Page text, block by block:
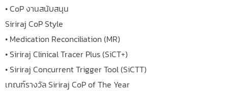
• CoP งานสนับสนุน
Siriraj CoP Style
• Medication Reconciliation (MR)
• Siriraj Clinical Tracer Plus (SiCT+)
• Siriraj Concurrent Trigger Tool (SiCTT)
เกณฑ์รางวัล Siriraj CoP of The Year